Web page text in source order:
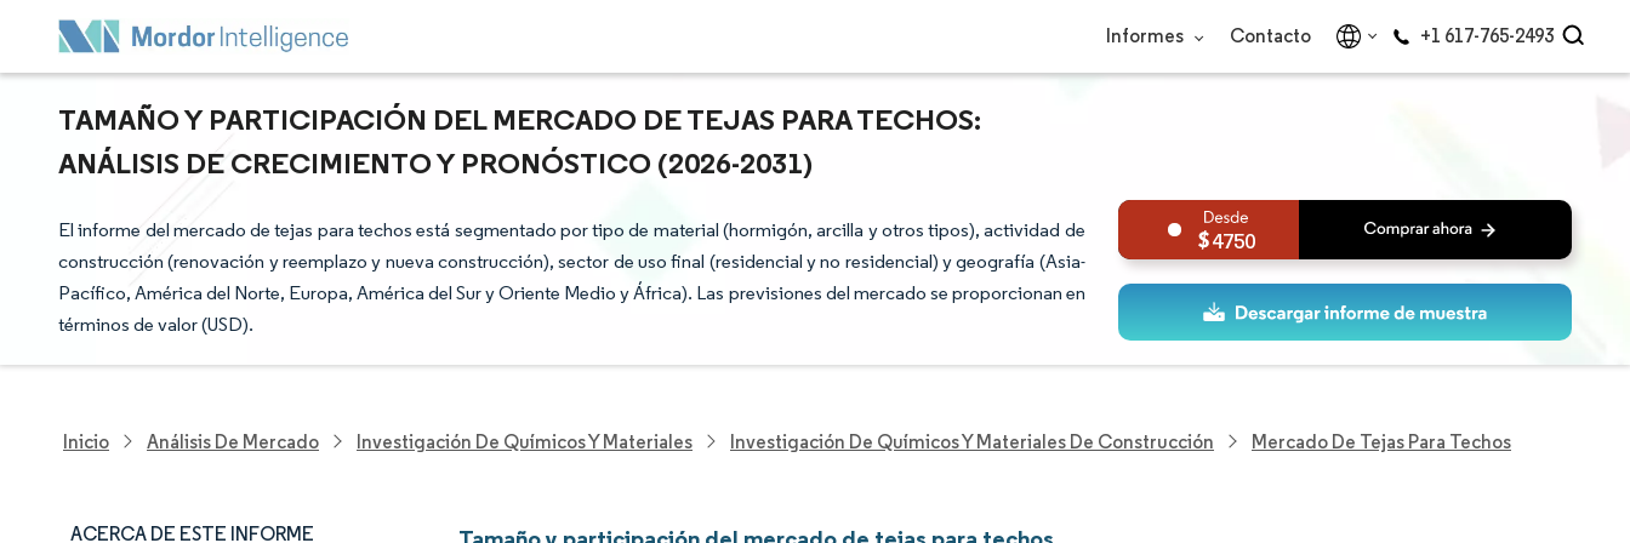
Informes Contacto +1 617-765-2493
TAMAÑO Y PARTICIPACIÓN DEL MERCADO DE TEJAS PARA TECHOS:
ANÁLISIS DE CRECIMIENTO Y PRONÓSTICO (2026-2031)
El informe del mercado de tejas para techos está segmentado por tipo de material (hormigón, arcilla y otros tipos), actividad de
construcción (renovación y reemplazo y nueva construcción), sector de uso final (residencial y no residencial) y geografía (Asia-
Pacífico, América del Norte, Europa, América del Sur y Oriente Medio y África). Las previsiones del mercado se proporcionan en
términos de valor (USD).
4750
Inicio Análisis De Mercado Investigación De Químicos Y Materiales Investigación De Químicos Y Materiales De Construcción Mercado De Tejas Para Techos
ACERCA DE ESTE INFORME